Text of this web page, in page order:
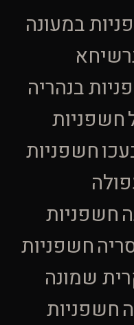
במעונה
בנהריה
חשפניות
חשפניות
חשפניות
חשפניות
שמונה
חשפניות